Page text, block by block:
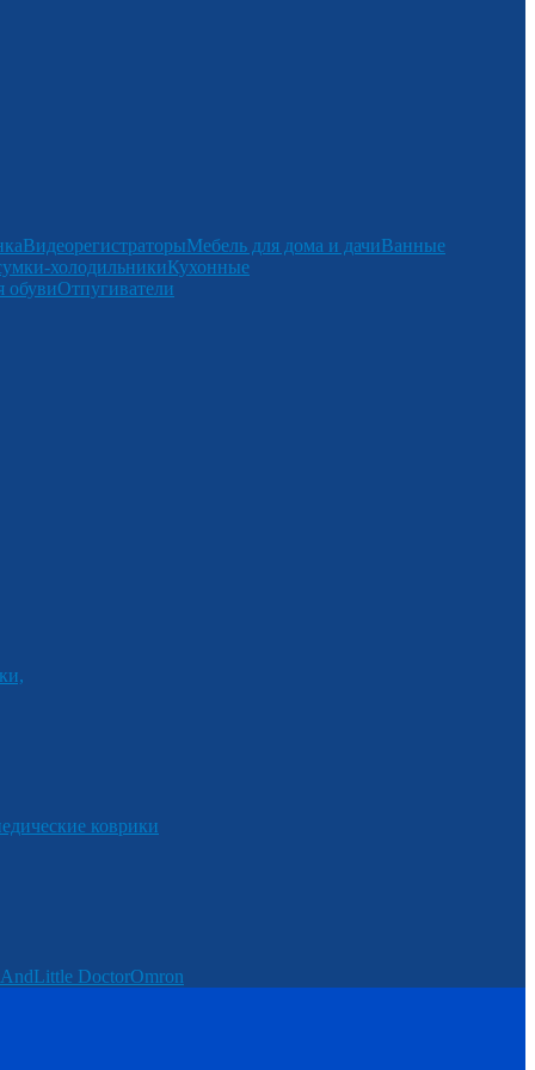
ВидеорегистраторыМебель для дома и дачиВанные
холодильникиКухонные
обувиОтпугиватели
коврики
AndLittle DoctorOmron